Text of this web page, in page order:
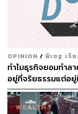
เหตุผลที่เราต้องเป
นั้น ชัดเจนยิ่งขึ้นเมื่อ
(Medical
อย่างต่อเนื่องทุกปี โ
อาจส่งผลกระทบต่อ
ยาว หากไม่มีการเ
นี่คือความเสี่ยงที่มัก
เพราะค่ารักษาพย
OPINION / พิเชฐ เจี
ทำไมธุรกิจยอมทำล
อยู่ที่จริยธรรมแต่อยู่